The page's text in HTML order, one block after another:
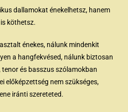
dallamokat énekelhetsz, hanem
köthetsz.
énekes, nálunk mindenkit
a hangfekvésed, nálunk biztosan
és basszus szólamokban
előképzettség nem szükséges,
iránti szereteted.